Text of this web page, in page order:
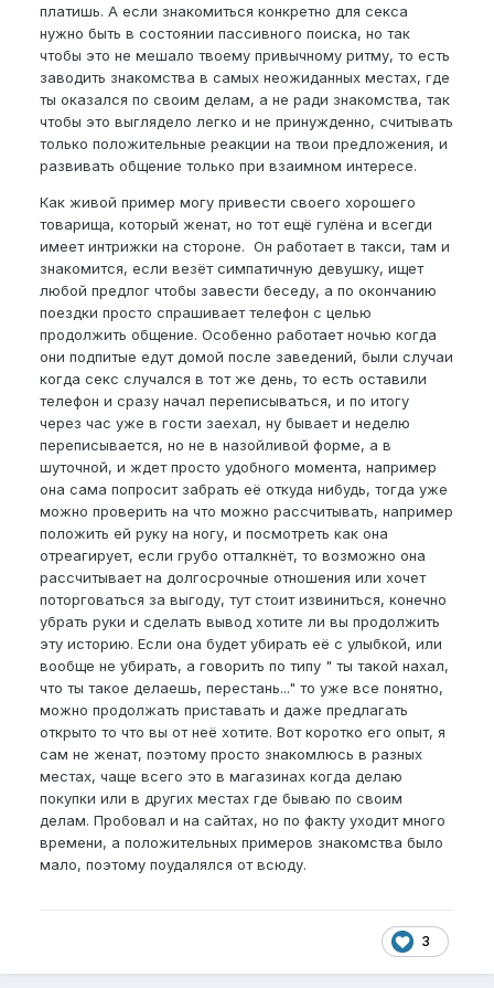
Но вопрос именно для женатых, с детьми и не за
бабки, а так чтоб раскрутить бабу именно на
желание секса с тобой) и без ущерба для семьи!
Это вообще реально?
Делитесь опытом! Думаю многим будет интересно
почитать)))
Жирных и старых баб, которые старше на 5-10лет
не рассматривать) Такие иногда пишут на СЗ... Но
после такого трэша чувство собственного
достинства, думаю, исчезнет навсегда)))
платишь. А если знакомиться конкретно для секса
нужно быть в состоянии пассивного поиска, но так
чтобы это не мешало твоему привычному ритму, то есть
заводить знакомства в самых неожиданных местах, где
ты оказался по своим делам, а не ради знакомства, так
чтобы это выглядело легко и не принужденно, считывать
только положительные реакции на твои предложения, и
развивать общение только при взаимном интересе.
Как живой пример могу привести своего хорошего
товарища, который женат, но тот ещё гулёна и всегди
имеет интрижки на стороне. Он работает в такси, там и
знакомится, если везёт симпатичную девушку, ищет
любой предлог чтобы завести беседу, а по окончанию
поездки просто спрашивает телефон с целью
продолжить общение. Особенно работает ночью когда
они подпитые едут домой после заведений, были случаи
когда секс случался в тот же день, то есть оставили
телефон и сразу начал переписываться, и по итогу
через час уже в гости заехал, ну бывает и неделю
переписывается, но не в назойливой форме, а в
шуточной, и ждет просто удобного момента, например
она сама попросит забрать её откуда нибудь, тогда уже
можно проверить на что можно рассчитывать, например
положить ей руку на ногу, и посмотреть как она
отреагирует, если грубо отталкнёт, то возможно она
рассчитывает на долгосрочные отношения или хочет
поторговаться за выгоду, тут стоит извиниться, конечно
убрать руки и сделать вывод хотите ли вы продолжить
эту историю. Если она будет убирать её с улыбкой, или
вообще не убирать, а говорить по типу " ты такой нахал,
что ты такое делаешь, перестань..." то уже все понятно,
можно продолжать приставать и даже предлагать
открыто то что вы от неё хотите. Вот коротко его опыт, я
сам не женат, поэтому просто знакомлюсь в разных
местах, чаще всего это в магазинах когда делаю
покупки или в других местах где бываю по своим
делам. Пробовал и на сайтах, но по факту уходит много
времени, а положительных примеров знакомства было
мало, поэтому поудалялся от всюду.
3